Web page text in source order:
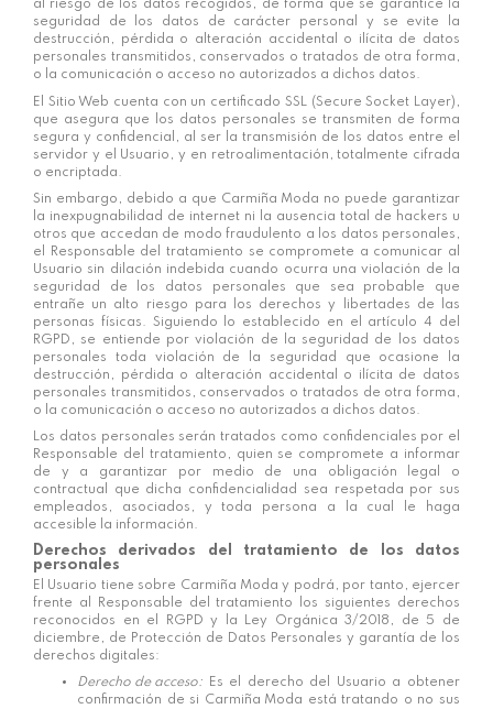
al riesgo de los datos recogidos, de forma que se garantice la
seguridad de los datos de carácter personal y se evite la
destrucción, pérdida o alteración accidental o ilícita de datos
personales transmitidos, conservados o tratados de otra forma,
o la comunicación o acceso no autorizados a dichos datos.
El Sitio Web cuenta con un certificado SSL (Secure Socket Layer),
que asegura que los datos personales se transmiten de forma
segura y confidencial, al ser la transmisión de los datos entre el
servidor y el Usuario, y en retroalimentación, totalmente cifrada
o encriptada.
Sin embargo, debido a que Carmiña Moda no puede garantizar
la inexpugnabilidad de internet ni la ausencia total de hackers u
otros que accedan de modo fraudulento a los datos personales,
el Responsable del tratamiento se compromete a comunicar al
Usuario sin dilación indebida cuando ocurra una violación de la
seguridad de los datos personales que sea probable que
entrañe un alto riesgo para los derechos y libertades de las
personas físicas. Siguiendo lo establecido en el artículo 4 del
RGPD, se entiende por violación de la seguridad de los datos
personales toda violación de la seguridad que ocasione la
destrucción, pérdida o alteración accidental o ilícita de datos
personales transmitidos, conservados o tratados de otra forma,
o la comunicación o acceso no autorizados a dichos datos.
Los datos personales serán tratados como confidenciales por el
Responsable del tratamiento, quien se compromete a informar
de y a garantizar por medio de una obligación legal o
contractual que dicha confidencialidad sea respetada por sus
empleados, asociados, y toda persona a la cual le haga
accesible la información.
Derechos derivados del tratamiento de los datos
personales
El Usuario tiene sobre Carmiña Moda y podrá, por tanto, ejercer
frente al Responsable del tratamiento los siguientes derechos
reconocidos en el RGPD y la Ley Orgánica 3/2018, de 5 de
diciembre, de Protección de Datos Personales y garantía de los
derechos digitales:
Derecho de acceso: Es el derecho del Usuario a obtener
confirmación de si Carmiña Moda está tratando o no sus